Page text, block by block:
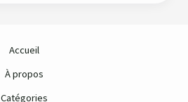
Accueil
À propos
Catégories